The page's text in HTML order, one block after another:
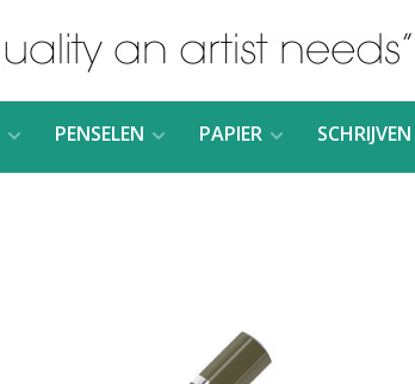
PENSELEN PAPIER SCHRIJVEN